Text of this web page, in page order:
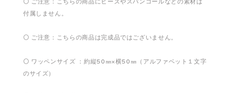
付属しません。
⚪️ ご注意：こちらの商品は完成品ではございません。
⚪️ ワッペンサイズ ：約縦50㎜×横50㎜（アルファベット１文字
のサイズ）